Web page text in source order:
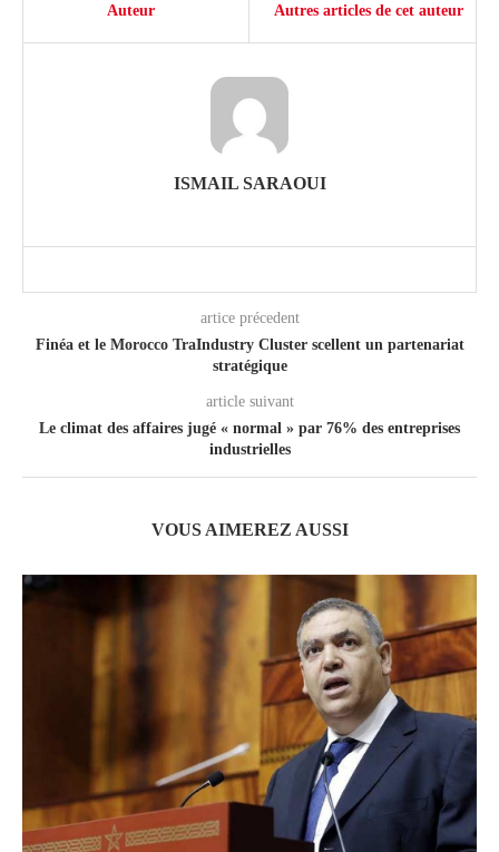
Auteur Autres articles de cet auteur
ISMAIL SARAOUI
artice précedent
Finéa et le Morocco TraIndustry Cluster scellent un partenariat
stratégique
article suivant
Le climat des affaires jugé « normal » par 76% des entreprises
industrielles
VOUS AIMEREZ AUSSI